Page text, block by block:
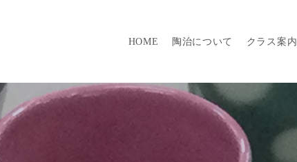
HOME 陶治について クラス案内